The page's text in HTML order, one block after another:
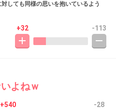
しても同様の思いを抱いているよう
+32 -113
よねｗ
+540 -28